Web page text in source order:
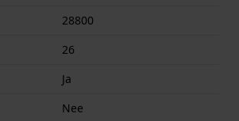
28800
26
Ja
Nee